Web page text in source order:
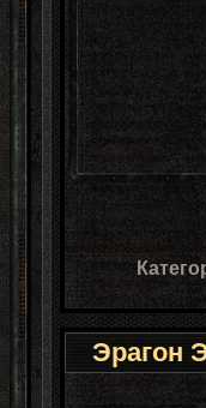
Эрагон